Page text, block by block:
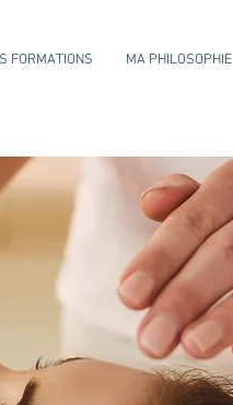
FORMATIONS MA PHILOSOPHIE